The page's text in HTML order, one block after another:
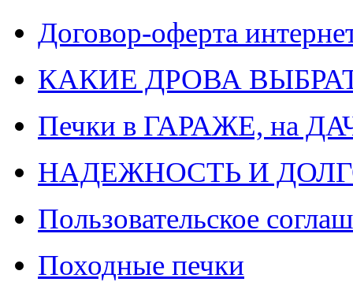
Договор-оферта
КАКИЕ ДРОВА
Печки в ГАРАЖЕ, на
НАДЕЖНОСТЬ И
Пользовательское
Походные печки